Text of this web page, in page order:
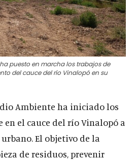
puesto en marcha los trabajos de
del cauce del río Vinalopó en su
Ambiente ha iniciado los
en el cauce del río Vinalopó a
El objetivo de la
de residuos, prevenir